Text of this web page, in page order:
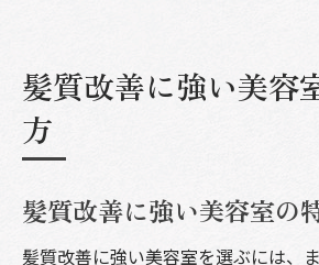
髪質改善に強い美容
方
髪質改善に強い美容室の
髪質改善に強い美容室を選ぶには、